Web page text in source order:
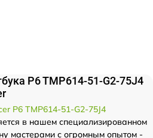
P6 TMP614-51-G2-75J4
P6 TMP614-51-G2-75J4
в нашем специализированном
мастерами с огромным опытом -